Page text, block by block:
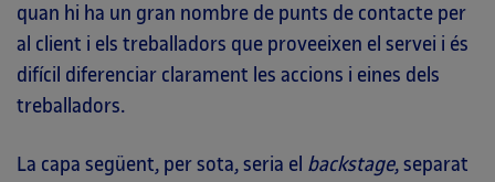
quan hi ha un gran nombre de punts de contacte per
al client i els treballadors que proveeixen el servei i és
difícil diferenciar clarament les accions i eines dels
treballadors.
La capa següent, per sota, seria el backstage, separat